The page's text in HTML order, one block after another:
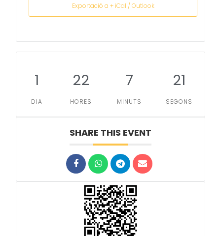
1
DIA
22
HORES
7
MINUTS
21
SEGONS
SHARE THIS EVENT
Exportació a + iCal / Outlook